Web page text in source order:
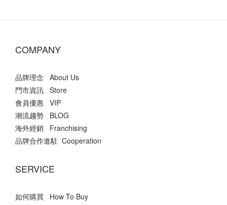
COMPANY
品牌理念 About Us
門市資訊 Store
會員優惠 VIP
潮流趨勢 BLOG
海外經銷 Franchising
品牌合作進駐 Cooperation
SERVICE
如何購買 How To Buy